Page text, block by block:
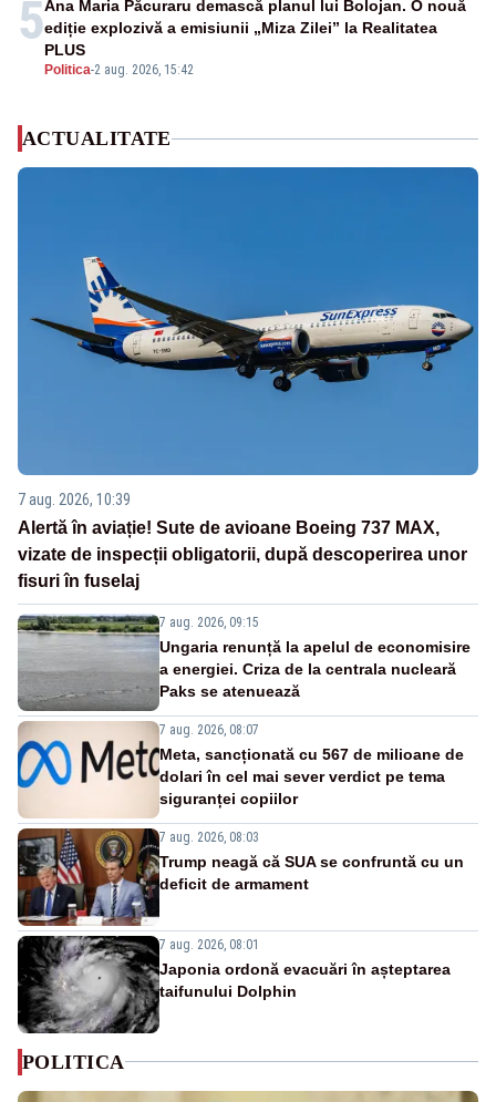
5
Politica-2 aug. 2026, 15:42
Ana Maria Păcuraru demască planul lui Bolojan. O nouă
ediție explozivă a emisiunii „Miza Zilei” la Realitatea
PLUS
ACTUALITATE
7 aug. 2026, 10:39
Alertă în aviație! Sute de avioane Boeing 737 MAX,
vizate de inspecții obligatorii, după descoperirea unor
fisuri în fuselaj
7 aug. 2026, 09:15
Ungaria renunță la apelul de economisire
a energiei. Criza de la centrala nucleară
Paks se atenuează
7 aug. 2026, 08:07
Meta, sancționată cu 567 de milioane de
dolari în cel mai sever verdict pe tema
siguranței copiilor
7 aug. 2026, 08:03
Trump neagă că SUA se confruntă cu un
deficit de armament
7 aug. 2026, 08:01
Japonia ordonă evacuări în așteptarea
taifunului Dolphin
POLITICA